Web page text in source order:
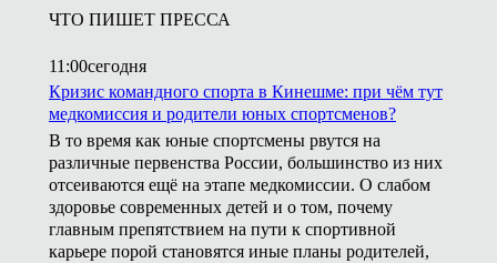
ЧТО ПИШЕТ ПРЕССА
11:00сегодня
Кризис командного спорта в Кинешме: при чём тут
медкомиссия и родители юных спортсменов?
В то время как юные спортсмены рвутся на
различные первенства России, большинство из них
отсеиваются ещё на этапе медкомиссии. О слабом
здоровье современных детей и о том, почему
главным препятствием на пути к спортивной
карьере порой становятся иные планы родителей,